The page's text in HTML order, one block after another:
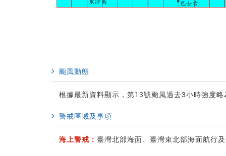
颱風動態
根據最新資料顯示，第13號颱風過去3小時強度
警戒區域及事項
海上警戒： 臺灣北部海面、臺灣東北部海面航行